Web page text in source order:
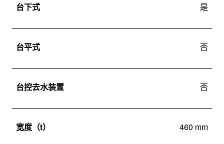
台下式 是
台平式 否
台控去水装置 否
宽度（t） 460 mm